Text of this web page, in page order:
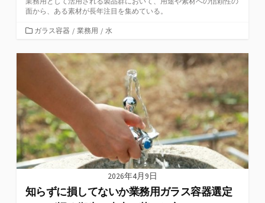
面から、ある素材が長年注目を集めている。
カ
ゴ
ガラス容器 / 業務用 / 水
2026年4月9日
知らずに損してないか業務用ガラス容器選定